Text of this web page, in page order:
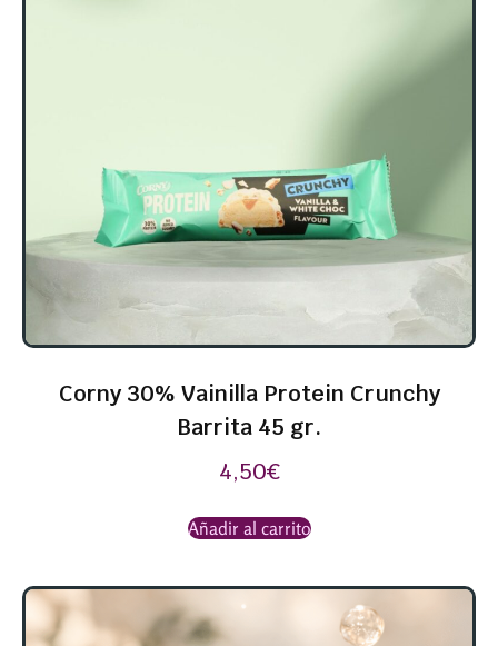
Corny 30% Vainilla Protein Crunchy
Barrita 45 gr.
4,50€
Añadir al carrito